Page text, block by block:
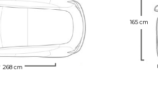
268 cm
165 cm